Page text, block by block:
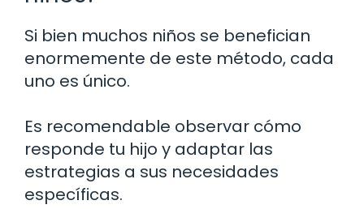
Si bien muchos niños se benefician
enormemente de este método, cada
uno es único.
Es recomendable observar cómo
responde tu hijo y adaptar las
estrategias a sus necesidades
específicas.